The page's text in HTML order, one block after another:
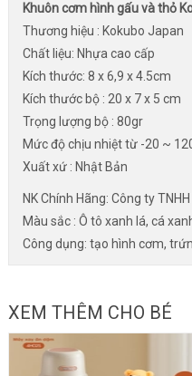
Khuôn cơm hình gấu và thỏ
Thương hiệu : Kokubo Japan
Chất liệu: Nhựa cao cấp
Kích thước: 8 x 6,9 x 4.5cm
Kích thước bộ : 20 x 7 x 5 cm
Trọng lượng bộ : 80gr
Mức độ chịu nhiệt từ -20 ~
Xuất xứ : Nhật Bản
NK Chính Hãng: Công ty
Màu sắc : Ô tô xanh lá, cá
Công dụng: tạo hình cơm,
XEM THÊM CHO BÉ